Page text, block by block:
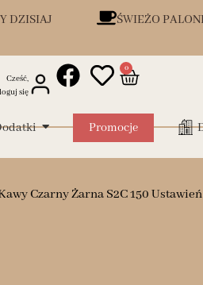
DZISIAJ ŚWIEŻO
Cześć,
się
0
Promocje
Czarny Żarna S2C 150 Ustawień